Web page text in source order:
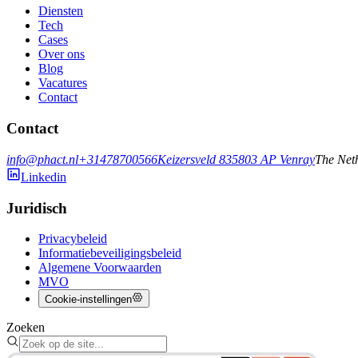
Diensten
Tech
Cases
Over ons
Blog
Vacatures
Contact
Contact
info@phact.nl+31478700566Keizersveld 835803 AP VenrayThe
Linkedin
Juridisch
Privacybeleid
Informatiebeveiligingsbeleid
Algemene Voorwaarden
MVO
Cookie-instellingen
Zoeken